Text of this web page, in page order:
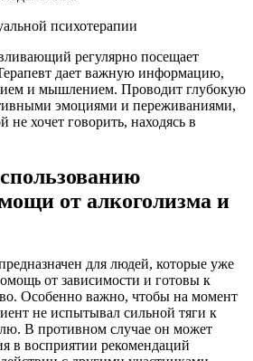
психотерапии
регулярно посещает
дает важную информацию,
и мышлением. Проводит глубокую
эмоциями и переживаниями,
не хочет говорить, находясь в
от алкоголизма и
для людей, которые уже
от зависимости и готовы к
Особенно важно, чтобы на момент
не испытывал сильной тяги к
В противном случае он может
в восприятии рекомендаций